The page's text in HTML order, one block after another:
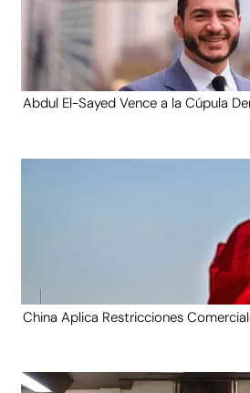
Abdul El-Sayed Vence a la Cúpula
China Aplica Restricciones